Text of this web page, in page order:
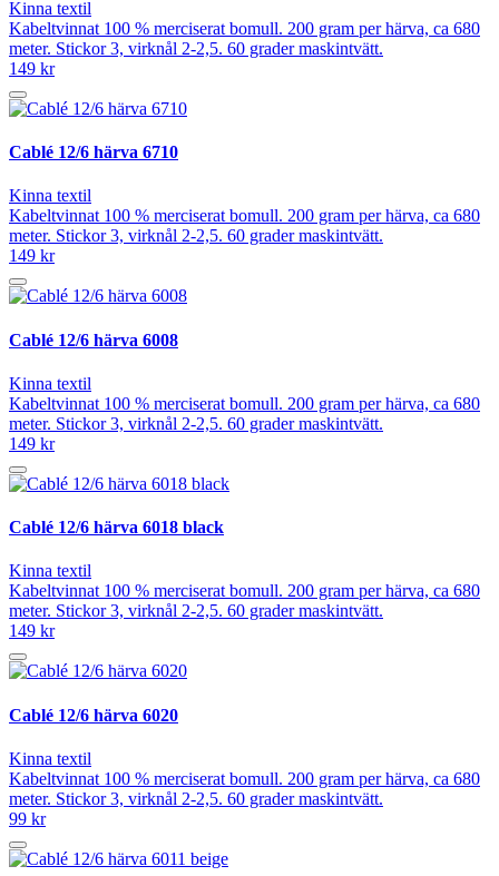
Kinna textil
Kabeltvinnat 100 % merciserat bomull. 200 gram per härva, ca 680
meter. Stickor 3, virknål 2-2,5. 60 grader maskintvätt.
149 kr
Cablé 12/6 härva 6710
Kinna textil
Kabeltvinnat 100 % merciserat bomull. 200 gram per härva, ca 680
meter. Stickor 3, virknål 2-2,5. 60 grader maskintvätt.
149 kr
Cablé 12/6 härva 6008
Kinna textil
Kabeltvinnat 100 % merciserat bomull. 200 gram per härva, ca 680
meter. Stickor 3, virknål 2-2,5. 60 grader maskintvätt.
149 kr
Cablé 12/6 härva 6018 black
Kinna textil
Kabeltvinnat 100 % merciserat bomull. 200 gram per härva, ca 680
meter. Stickor 3, virknål 2-2,5. 60 grader maskintvätt.
149 kr
Cablé 12/6 härva 6020
Kinna textil
Kabeltvinnat 100 % merciserat bomull. 200 gram per härva, ca 680
meter. Stickor 3, virknål 2-2,5. 60 grader maskintvätt.
99 kr